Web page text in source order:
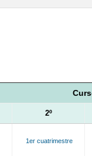
2º
1er cuatrimestre